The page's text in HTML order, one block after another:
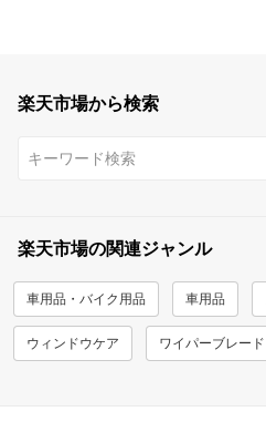
楽天市場から検索
楽天市場の関連ジャンル
車用品・バイク用品 車用品
ウィンドウケア ワイパーブレード